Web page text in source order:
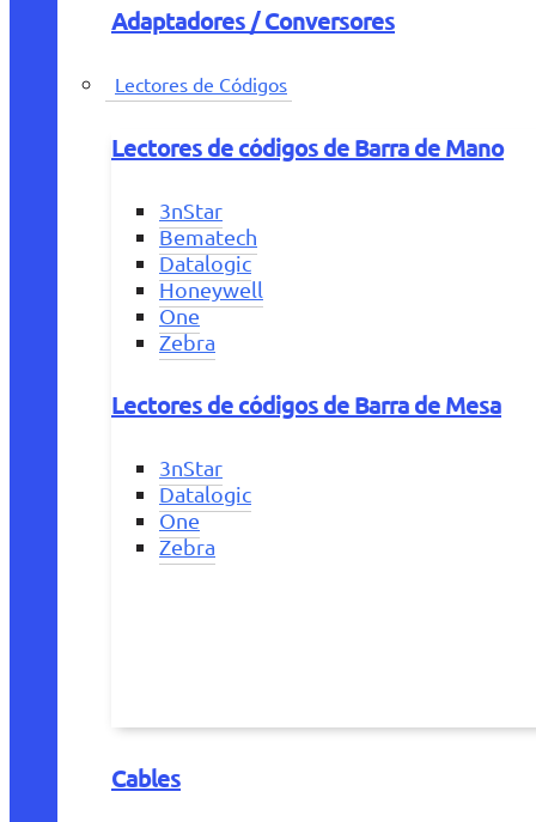
Adaptadores / Conversores
Lectores de Códigos
Lectores de códigos de Barra de Mano
3nStar
Bematech
Datalogic
Honeywell
One
Zebra
Lectores de códigos de Barra de Mesa
3nStar
Datalogic
One
Zebra
Cables